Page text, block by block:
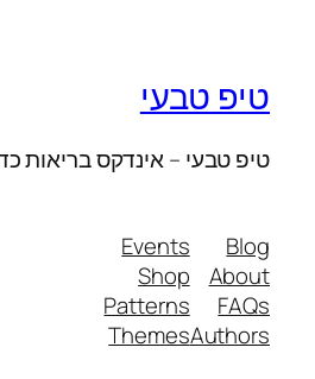
טיפ טבעי
טיפ טבעי – אינדקס בריאות
Blog
About
FAQs
Authors
Events
Shop
Patterns
Themes